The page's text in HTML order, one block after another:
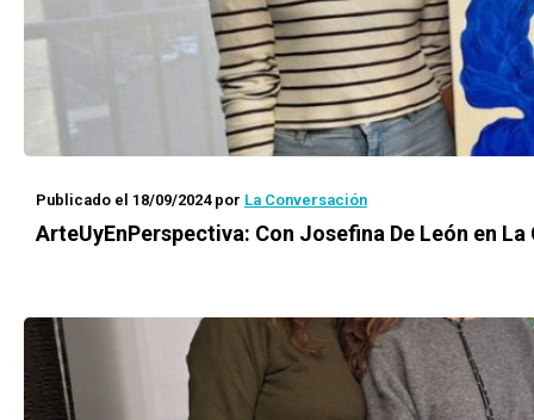
Publicado el 18/09/2024por La Conversación
ArteUyEnPerspectiva: Con Josefina De León en